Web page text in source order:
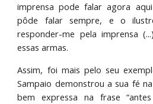
imprensa pode falar agora
pôde falar sempre, e o
responder-me pela imprensa
essas armas.
Assim, foi mais pelo seu
Sampaio demonstrou a sua fé
bem expressa na frase